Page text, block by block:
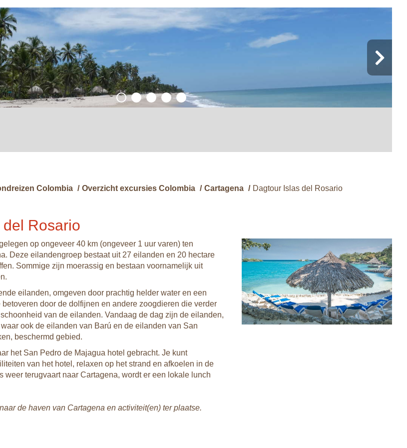
Colombia / Overzicht excursies Colombia / Cartagena / Dagtour Islas del Rosario
Rosario
op ongeveer 40 km (ongeveer 1 uur varen) ten
Deze eilandengroep bestaat uit 27 eilanden en 20 hectare
Sommige zijn moerassig en bestaan voornamelijk uit
eilanden, omgeven door prachtig helder water en een
door de dolfijnen en andere zoogdieren die verder
van de eilanden. Vandaag de dag zijn de eilanden,
ook de eilanden van Barú en de eilanden van San
beschermd gebied.
het San Pedro de Majagua hotel gebracht. Je kunt
van het hotel, relaxen op het strand en afkoelen in de
weer terugvaart naar Cartagena, wordt er een lokale lunch
de haven van Cartagena en activiteit(en) ter plaatse.